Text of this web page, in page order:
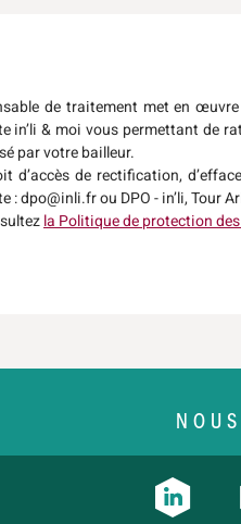
de traitement met en
in’li & moi vous permettant de
par votre bailleur.
d’accès de rectification,
: dpo@inli.fr ou DPO - in’li,
la Politique de protection